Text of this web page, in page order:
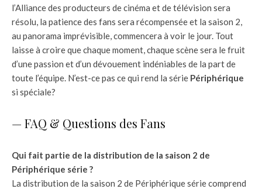
l’Alliance des producteurs de cinéma et de télévision sera
résolu, la patience des fans sera récompensée et la saison 2,
au panorama imprévisible, commencera à voir le jour. Tout
laisse à croire que chaque moment, chaque scène sera le fruit
d’une passion et d’un dévouement indéniables de la part de
toute l’équipe. N’est-ce pas ce qui rend la série Périphérique
si spéciale?
— FAQ & Questions des Fans
Qui fait partie de la distribution de la saison 2 de
Périphérique série ?
La distribution de la saison 2 de Périphérique série comprend